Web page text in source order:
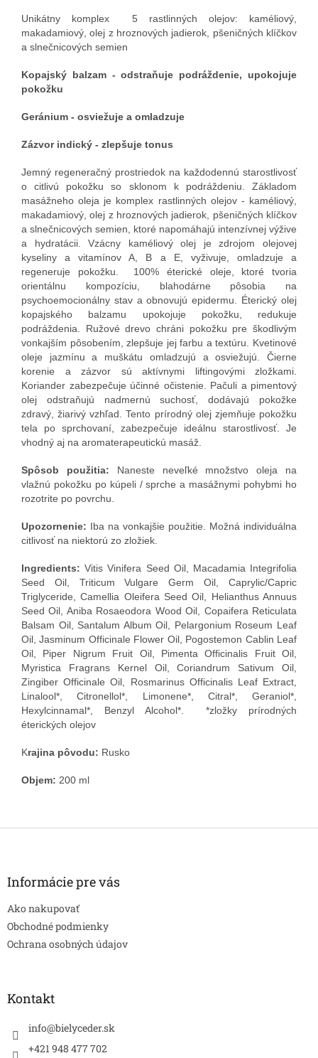
Unikátny komplex 5 rastlinných olejov: kaméliový,
makadamiový, olej z hroznových jadierok, pšeničných klíčkov
a slnečnicových semien
Kopajský balzam - odstraňuje podráždenie, upokojuje
pokožku
Geránium - osviežuje a omladzuje
Zázvor indický - zlepšuje tonus
Jemný regeneračný prostriedok na každodennú starostlivosť
o citlivú pokožku so sklonom k podráždeniu. Základom
masážneho oleja je komplex rastlinných olejov - kaméliový,
makadamiový, olej z hroznových jadierok, pšeničných klíčkov
a slnečnicových semien, ktoré napomáhajú intenzívnej výžive
a hydratácii. Vzácny kaméliový olej je zdrojom olejovej
kyseliny a vitamínov A, B a E, vyživuje, omladzuje a
regeneruje pokožku. 100% éterické oleje, ktoré tvoria
orientálnu kompozíciu, blahodárne pôsobia na
psychoemocionálny stav a obnovujú epidermu. Éterický olej
kopajského balzamu upokojuje pokožku, redukuje
podráždenia. Ružové drevo chráni pokožku pre škodlivým
vonkajším pôsobením, zlepšuje jej farbu a textúru. Kvetinové
oleje jazmínu a muškátu omladzujú a osviežujú. Čierne
korenie a zázvor sú aktívnymi liftingovými zložkami.
Koriander zabezpečuje účinné očistenie. Pačuli a pimentový
olej odstraňujú nadmernú suchosť, dodávajú pokožke
zdravý, žiarivý vzhľad. Tento prírodný olej zjemňuje pokožku
tela po sprchovaní, zabezpečuje ideálnu starostlivosť. Je
vhodný aj na aromaterapeutickú masáž.
Spôsob použitia: Naneste neveľké množstvo oleja na
vlažnú pokožku po kúpeli / sprche a masážnymi pohybmi ho
rozotrite po povrchu.
Upozornenie: Iba na vonkajšie použitie. Možná individuálna
citlivosť na niektorú zo zložiek.
Ingredients:Vitis Vinifera Seed Oil, Macadamia Integrifolia
Seed Oil, Triticum Vulgare Germ Oil, Caprylic/Capric
Triglyceride, Camellia Oleifera Seed Oil, Helianthus Annuus
Seed Oil, Aniba Rosaeodora Wood Oil, Copaifera Reticulata
Balsam Oil, Santalum Album Oil, Pelargonium Roseum Leaf
Oil, Jasminum Officinale Flower Oil, Pogostemon Cablin Leaf
Oil, Piper Nigrum Fruit Oil, Pimenta Officinalis Fruit Oil,
Myristica Fragrans Kernel Oil, Coriandrum Sativum Oil,
Zingiber Officinale Oil, Rosmarinus Officinalis Leaf Extract,
Linalool*, Citronellol*, Limonene*, Citral*, Geraniol*,
Hexylcinnamal*, Benzyl Alcohol*. *zložky prírodných
éterických olejov
Krajina pôvodu: Rusko
Objem: 200 ml
Z
Informácie pre vás
Ako nakupovať
Obchodné podmienky
Ochrana osobných údajov
Kontakt
info@bielyceder.sk
+421 948 477 702